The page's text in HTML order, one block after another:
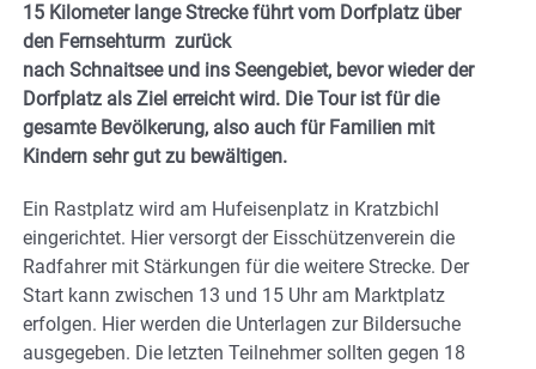
15 Kilometer lange Strecke führt vom Dorfplatz über
den Fernsehturm zurück
nach Schnaitsee und ins Seengebiet, bevor wieder der
Dorfplatz als Ziel erreicht wird. Die Tour ist für die
gesamte Bevölkerung, also auch für Familien mit
Kindern sehr gut zu bewältigen.
Ein Rastplatz wird am Hufeisenplatz in Kratzbichl
eingerichtet. Hier versorgt der Eisschützenverein die
Radfahrer mit Stärkungen für die weitere Strecke. Der
Start kann zwischen 13 und 15 Uhr am Marktplatz
erfolgen. Hier werden die Unterlagen zur Bildersuche
ausgegeben. Die letzten Teilnehmer sollten gegen 18